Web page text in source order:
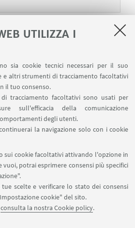
UTILIZZA I
sia cookie tecnici necessari per il suo
e altri strumenti di tracciamento facoltativi
il tuo consenso.
tracciamento facoltativi sono usati per
sull'efficacia della comunicazione
degli utenti.
la navigazione solo con i cookie
sui cookie facoltativi attivando l'opzione in
vuoi, potrai esprimere consensi più specifici
scelte e verificare lo stato dei consensi
cookie" del sito.
consulta la nostra Cookie policy.
riflessioni e
progettazione inclusiva
dell'Università di
dalla dott.ssa Garzetti
e rivolto agli studenti dei
Matematica e ai docenti e
nell'insegnamento
scuola secondaria.